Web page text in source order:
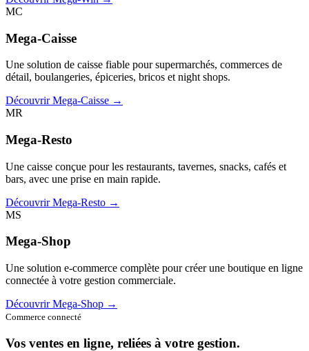
MC
Mega-Caisse
Une solution de caisse fiable pour supermarchés, commerces de
détail, boulangeries, épiceries, bricos et night shops.
Découvrir Mega-Caisse →
MR
Mega-Resto
Une caisse conçue pour les restaurants, tavernes, snacks, cafés et
bars, avec une prise en main rapide.
Découvrir Mega-Resto →
MS
Mega-Shop
Une solution e-commerce complète pour créer une boutique en ligne
connectée à votre gestion commerciale.
Découvrir Mega-Shop →
Commerce connecté
Vos ventes en ligne, reliées à votre gestion.